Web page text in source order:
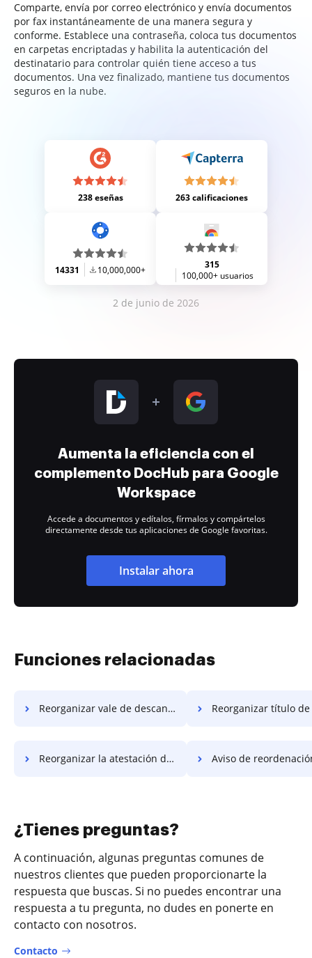
Comparte, envía por correo electrónico y envía documentos
por fax instantáneamente de una manera segura y
conforme. Establece una contraseña, coloca tus documentos
en carpetas encriptadas y habilita la autenticación del
destinatario para controlar quién tiene acceso a tus
documentos. Una vez finalizado, mantiene tus documentos
seguros en la nube.
238 eseñas 263 calificaciones
14331 10,000,000+
315
100,000+ usuarios
2 de junio de 2026
Aumenta la eficiencia con el
complemento DocHub para Google
Workspace
Accede a documentos y edítalos, fírmalos y compártelos
directamente desde tus aplicaciones de Google favoritas.
Instalar ahora
Funciones relacionadas
Reorganizar vale de descanso Reorganizar título de
Reorganizar la atestación de ruptura Aviso de reordenación de
¿Tienes preguntas?
A continuación, algunas preguntas comunes de
nuestros clientes que pueden proporcionarte la
respuesta que buscas. Si no puedes encontrar una
respuesta a tu pregunta, no dudes en ponerte en
contacto con nosotros.
Contacto